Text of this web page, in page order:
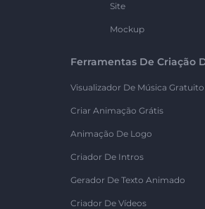
Site
Mockup
Ferramentas De Criação
Visualizador De Música Gratuito
Criar Animação Grátis
Animação De Logo
Criador De Intros
Gerador De Texto Animado
Criador De Vídeos